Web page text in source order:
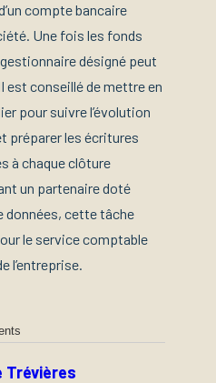
compte bancaire
Une fois les fonds
désigné peut
est conseillé de mettre en
pour suivre l’évolution
préparer les écritures
à chaque clôture
un partenaire doté
données, cette tâche
le service comptable
l’entreprise.
Trévières